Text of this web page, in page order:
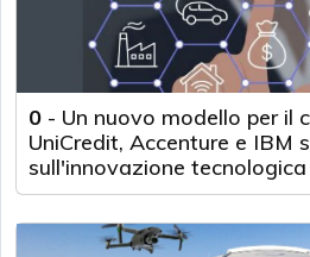
0 - Un nuovo modello per il
UniCredit, Accenture e IBM
sull'innovazione tecnologica